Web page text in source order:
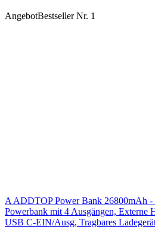
AngebotBestseller Nr. 1
A ADDTOP Power Bank 26800mAh -
Powerbank mit 4 Ausgängen, Externe
USB C-EIN/Ausg, Tragbares